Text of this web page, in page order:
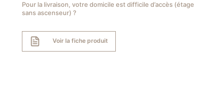
OCSM66SSH
Four
vapeur
micro-
ondes
Pour la livraison, votre domicile est difficile d’accès (étage
sans ascenseur) ?
Voir la fiche produit